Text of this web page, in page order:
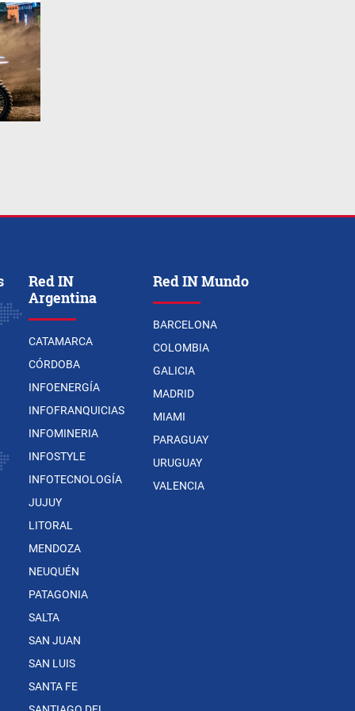
Red IN
Argentina
CATAMARCA
CÓRDOBA
INFOENERGÍA
INFOFRANQUICIAS
INFOMINERIA
INFOSTYLE
INFOTECNOLOGÍA
JUJUY
LITORAL
MENDOZA
NEUQUÉN
PATAGONIA
SALTA
SAN JUAN
SAN LUIS
SANTA FE
Red IN Mundo
BARCELONA
COLOMBIA
GALICIA
MADRID
MIAMI
PARAGUAY
URUGUAY
VALENCIA